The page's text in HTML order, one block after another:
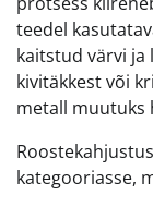
teedel
kaitstud värvi ja
kivitäkkest või
metall muutuks
kategooriasse,